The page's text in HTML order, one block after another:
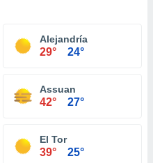
Alejandría
29° 24°
Assuan
42° 27°
El Tor
39° 25°